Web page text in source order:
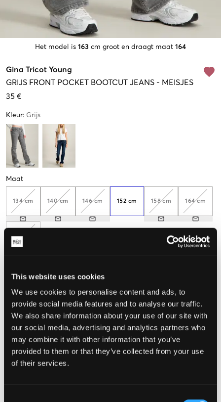
This website uses cookies
We use cookies to personalise content and ads, to
provide social media features and to analyse our traffic.
We also share information about your use of our site with
our social media, advertising and analytics partners who
may combine it with other information that you’ve
provided to them or that they’ve collected from your use
of their services.
Het model is 163 cm groot en draagt maat 164
Gina Tricot Young
GRIJS FRONT POCKET BOOTCUT JEANS - MEISJES
35 €
Kleur: Grijs
Maat
134 cm 140 cm 146 cm 152 cm 158 cm 164 cm
170 cm
De maat lijkt
Te groot
MAATTABEL
KIES EEN MAAT